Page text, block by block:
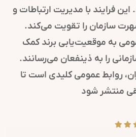
فرایند با مدیریت ارتباطات و
سازمان را تقویت می‌کند.
به موقعیت‌یابی برند کمک
را به ذینفعان می‌رسانند.
روابط عمومی کلیدی است تا